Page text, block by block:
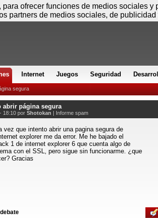
Internet Juegos Seguridad
segura
abrir página segura
18:10 por Shotokan | Informe spam
vez que intento abrir una pagina segura de
explorer me da error. Me he bajado el
1 de internet explorer 6 que cuenta algo de
con el SSL, pero sigue sin funcionarme. ¿que
Gracias
ofrecer funciones de medios sociales
partners de medios sociales, de